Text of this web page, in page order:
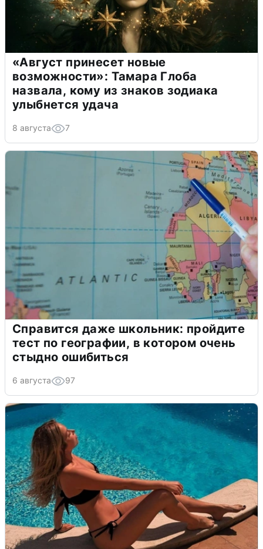
«Август принесет новые
возможности»: Тамара Глоба
назвала, кому из знаков зодиака
улыбнется удача
8 августа 7
Справится даже школьник: пройдите
тест по географии, в котором очень
стыдно ошибиться
6 августа 97